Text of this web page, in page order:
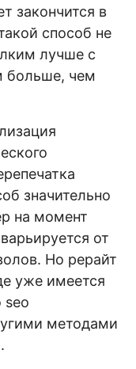
закончится в
способ не
лучше с
больше, чем
значительно
на момент
от
Но рерайт
уже имеется
seo
методами